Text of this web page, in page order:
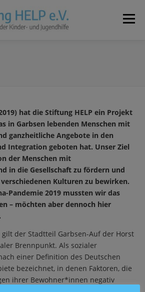
Menü
hat die Stiftung HELP ein Projekt
in Garbsen lebenden Menschen mit
ganzheitliche Angebote in den
Integration geboten hat. Unser Ziel
der Menschen mit
in die Gesellschaft zu fördern und
Kulturen zu bewirken.
Pandemie 2019 mussten wir das
– möchten aber dennoch hier
der Stadtteil Garbsen-Auf der Horst
Brennpunkt. Als sozialer
einer Definition des Deutschen
bezeichnet, in denen Faktoren, die
ihrer Bewohner*innen negativ